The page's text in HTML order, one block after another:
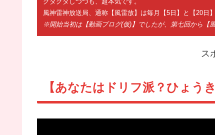
風神雷神放送局、通称【風雷放】は毎月【5日】と【20日
※開始当初は【動画ブログ(仮)】でしたが、第七回から【
ス
【あなたはドリフ派？ひょ